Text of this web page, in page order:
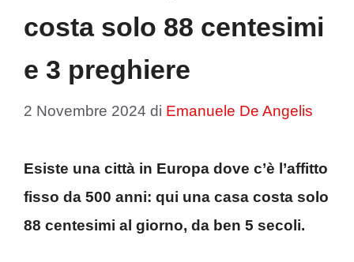
costa solo 88 centesimi
e 3 preghiere
2 Novembre 2024 di Emanuele De Angelis
Esiste una città in Europa dove c’è l’affitto
fisso da 500 anni: qui una casa costa solo
88 centesimi al giorno, da ben 5 secoli.